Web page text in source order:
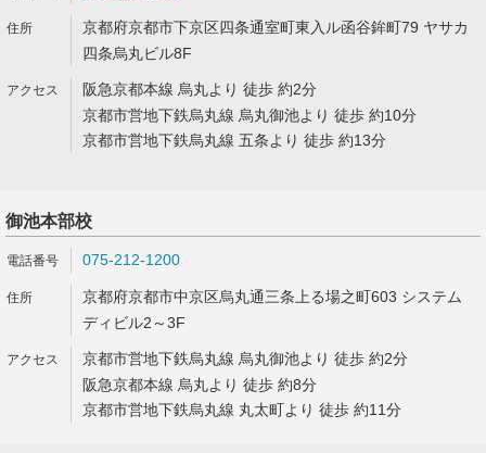
京都府京都市下京区四条通室町東入ル函谷鉾町79 ヤサカ
四条烏丸ビル8F
阪急京都本線 烏丸より 徒歩 約2分
京都市営地下鉄烏丸線 烏丸御池より 徒歩 約10分
京都市営地下鉄烏丸線 五条より 徒歩 約13分
御池本部校
075-212-1200
京都府京都市中京区烏丸通三条上る場之町603 システム
ディビル2～3F
京都市営地下鉄烏丸線 烏丸御池より 徒歩 約2分
阪急京都本線 烏丸より 徒歩 約8分
京都市営地下鉄烏丸線 丸太町より 徒歩 約11分